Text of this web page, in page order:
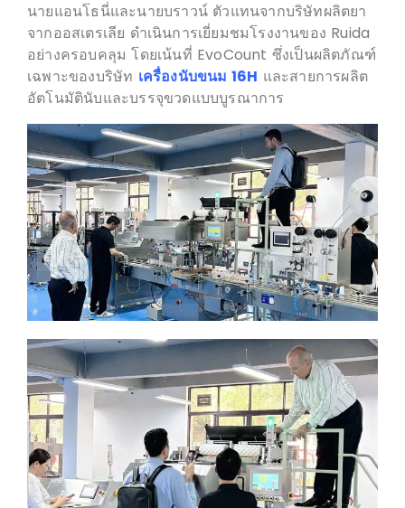
นายแอนโธนี่และนายบราวน์ ตัวแทนจากบริษัทผลิตยา
จากออสเตรเลีย ดำเนินการเยี่ยมชมโรงงานของ Ruida
อย่างครอบคลุม โดยเน้นที่ EvoCount ซึ่งเป็นผลิตภัณฑ์
เฉพาะของบริษัท เครื่องนับขนม 16H และสายการผลิต
อัตโนมัตินับและบรรจุขวดแบบบูรณาการ